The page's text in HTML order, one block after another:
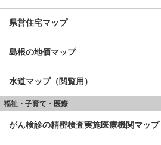
県営住宅マップ
島根の地価マップ
水道マップ（閲覧用）
福祉・子育て・医療
がん検診の精密検査実施医療機関マップ